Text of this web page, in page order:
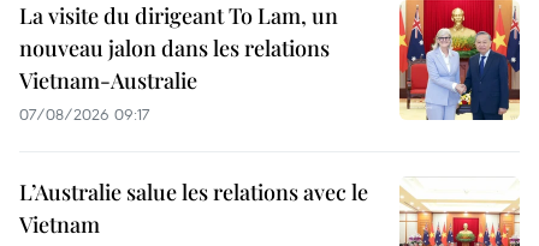
La visite du dirigeant To Lam, un
nouveau jalon dans les relations
Vietnam-Australie
07/08/2026 09:17
L’Australie salue les relations avec le
Vietnam